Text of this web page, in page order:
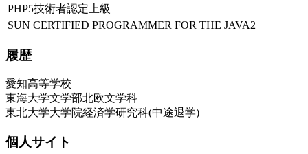
PHP5技術者認定上級
SUN CERTIFIED PROGRAMMER FOR THE JAVA2
履歴
愛知高等学校
東海大学文学部北欧文学科
東北大学大学院経済学研究科(中途退学)
個人サイト